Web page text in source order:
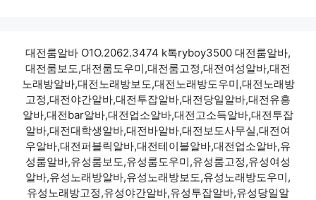
대전룸알바 O1O.2062.3474 k톡ryboy3500 대전룸알바,
대전룸보도,대전룸도우미,대전룸고정,대전여성알바,대전
노래방알바,대전노래방보도,대전노래방도우미,대전노래방
고정,대전야간알바,대전투잡알바,대전당일알바,대전유흥
알바,대전bar알바,대전업소알바,대전고소득알바,대전투잡
알바,대전대학생알바,대전바알바,대전보도사무실,대전여
우알바,대전퍼블릭알바,대전테이블알바,대전업소알바,유
성룸알바,유성룸보도,유성룸도우미,유성룸고정,유성여성
알바,유성노래방알바,유성노래방보도,유성노래방도우미,
유성노래방고정,유성야간알바,유성투잡알바,유성당일알